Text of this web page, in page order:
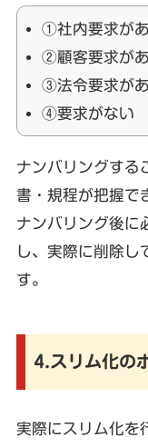
①社内要求が
②顧客要求が
③法令要求が
④要求がない
ナンバリングする
書・規程が把握で
ナンバリング後に
し、実際に削除し
す。
4.スリム化の
実際にスリム化を